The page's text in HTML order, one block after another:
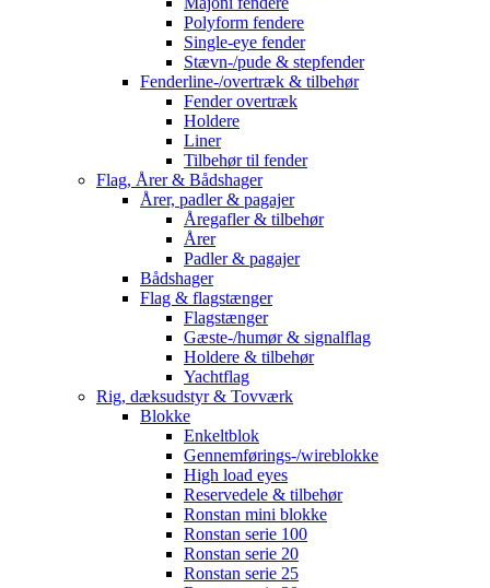
Polyform fendere
Single-eye fender
Stævn-/pude & stepfender
Fenderline-/overtræk & tilbehør
Fender overtræk
Holdere
Liner
Tilbehør til fender
Flag, Årer & Bådshager
Årer, padler & pagajer
Åregafler & tilbehør
Årer
Padler & pagajer
Bådshager
Flag & flagstænger
Flagstænger
Gæste-/humør & signalflag
Holdere & tilbehør
Yachtflag
Rig, dæksudstyr & Tovværk
Blokke
Enkeltblok
Gennemførings-/wireblokke
High load eyes
Reservedele & tilbehør
Ronstan mini blokke
Ronstan serie 100
Ronstan serie 20
Ronstan serie 25